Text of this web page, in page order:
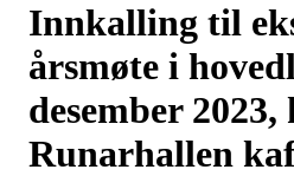
Innkalling til
årsmøte i
desember 2023,
Runarhallen